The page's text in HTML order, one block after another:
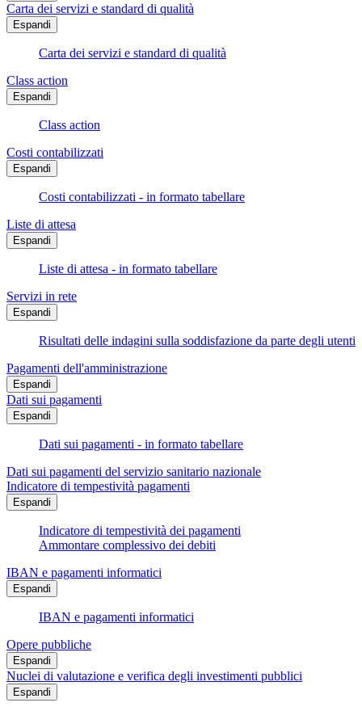
Carta dei servizi e standard di qualità
Espandi
Carta dei servizi e standard di qualità
Class action
Espandi
Class action
Costi contabilizzati
Espandi
Costi contabilizzati - in formato tabellare
Liste di attesa
Espandi
Liste di attesa - in formato tabellare
Servizi in rete
Espandi
Risultati delle indagini sulla soddisfazione da parte degli utenti
Pagamenti dell'amministrazione
Espandi
Dati sui pagamenti
Espandi
Dati sui pagamenti - in formato tabellare
Dati sui pagamenti del servizio sanitario nazionale
Indicatore di tempestività pagamenti
Espandi
Indicatore di tempestività dei pagamenti
Ammontare complessivo dei debiti
IBAN e pagamenti informatici
Espandi
IBAN e pagamenti informatici
Opere pubbliche
Espandi
Nuclei di valutazione e verifica degli investimenti pubblici
Espandi